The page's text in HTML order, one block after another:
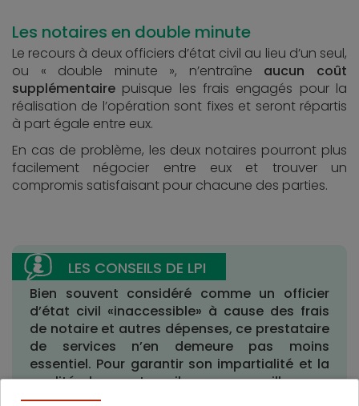
Les notaires en double minute
Le recours à deux officiers d’état civil au lieu d’un seul,
ou « double minute », n’entraîne aucun coût
supplémentaire puisque les frais engagés pour la
réalisation de l’opération sont fixes et seront répartis
à part égale entre eux.
En cas de problème, les deux notaires pourront plus
facilement négocier entre eux et trouver un
compromis satisfaisant pour chacune des parties.
Bien souvent considéré comme un officier
d’état civil «inaccessible» à cause des frais
de notaire et autres dépenses, ce prestataire
de services n’en demeure pas moins
essentiel. Pour garantir son impartialité et la
qualité de son travail, nous conseillons au
vendeur et à l’acheteur d’un bien de ne pas